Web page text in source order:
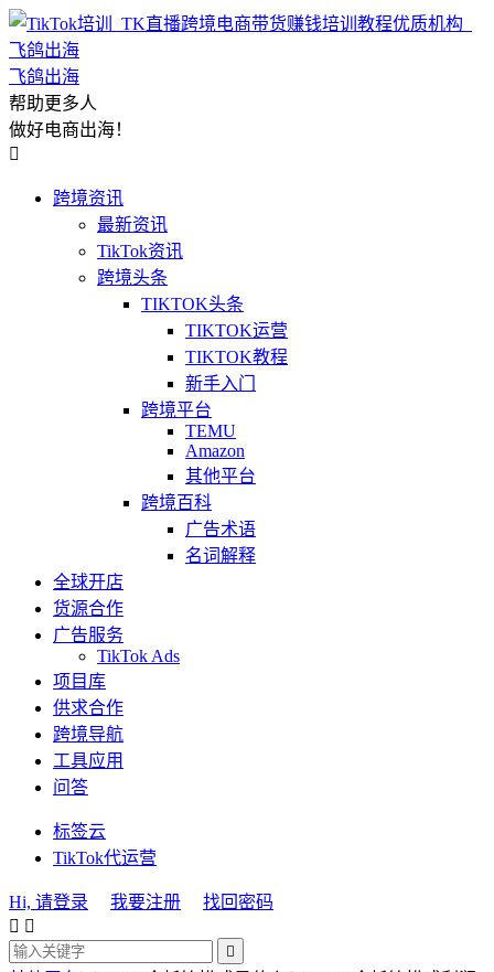
飞鸽出海
帮助更多人
做好电商出海！

跨境资讯
最新资讯
TikTok资讯
跨境头条
TIKTOK头条
TIKTOK运营
TIKTOK教程
新手入门
跨境平台
TEMU
Amazon
其他平台
跨境百科
广告术语
名词解释
全球开店
货源合作
广告服务
TikTok Ads
项目库
供求合作
跨境导航
工具应用
问答
标签云
TikTok代运营
Hi, 请登录 我要注册
找回密码
 
